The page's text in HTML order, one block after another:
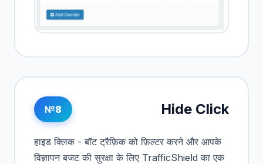
№8 Hide Click
हाइड क्लिक - बॉट ट्रैफ़िक को फ़िल्टर करने और आपके
विज्ञापन बजट की सुरक्षा के लिए TrafficShield का एक